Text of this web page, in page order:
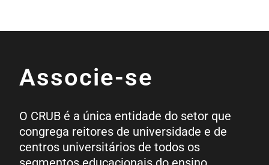
Associe-se
O CRUB é a única entidade do setor que
congrega reitores de universidade e de
centros universitários de todos os